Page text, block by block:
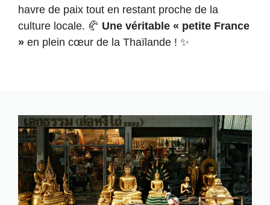
havre de paix tout en restant proche de la
culture locale. 🥐 Une véritable « petite France
» en plein cœur de la Thaïlande ! ✨